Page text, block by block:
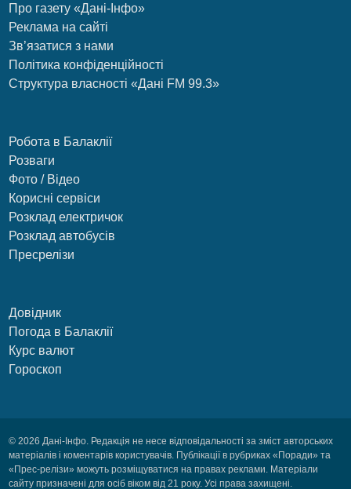
Про газету «Дані-Інфо»
Реклама на сайті
Зв’язатися з нами
Політика конфіденційності
Структура власності «Дані FM 99.3»
Робота в Балаклії
Розваги
Фото / Відео
Корисні сервіси
Розклад електричок
Розклад автобусів
Пресрелізи
Довідник
Погода в Балаклії
Курс валют
Гороскоп
© 2026 Дані-Інфо. Редакція не несе відповідальності за зміст авторських
матеріалів і коментарів користувачів. Публікації в рубриках «Поради» та
«Прес-релізи» можуть розміщуватися на правах реклами. Матеріали
сайту призначені для осіб віком від 21 року. Усі права захищені.